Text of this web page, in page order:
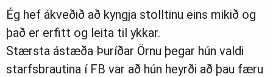
Ég hef ákveðið að kyngja stolltinu eins mikið og
það er erfitt og leita til ykkar.
Stærsta ástæða Þuríðar Örnu þegar hún valdi
starfsbrautina í FB var að hún heyrði að þau færu